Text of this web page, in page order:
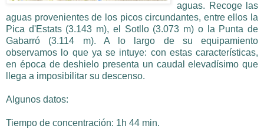
aguas. Recoge las
aguas provenientes de los picos circundantes, entre ellos la
Pica d'Estats (3.143 m), el Sotllo (3.073 m) o la Punta de
Gabarró (3.114 m). A lo largo de su equipamiento
observamos lo que ya se intuye: con estas características,
en época de deshielo presenta un caudal elevadísimo que
llega a imposibilitar su descenso.
Algunos datos:
Tiempo de concentración: 1h 44 min.